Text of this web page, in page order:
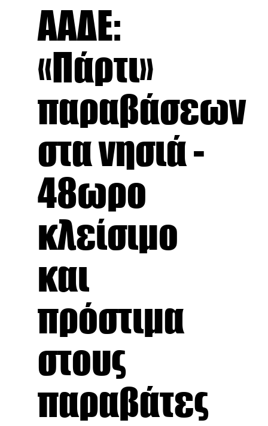
ΑΑΔΕ:
«Πάρτι»
παραβάσεων
στα νησιά -
48ωρο
κλείσιμο
και
πρόστιμα
στους
παραβάτες